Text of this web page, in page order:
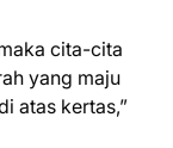
cita-cita
yang maju
atas kertas,”